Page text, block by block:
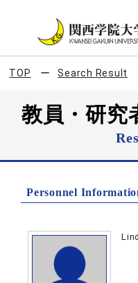
TOP Search Result
教員・研
Personnel